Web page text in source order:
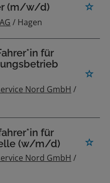
(m/w/d)
/ Hagen
für
Nord GmbH /
für
(w/m/d)
Nord GmbH /